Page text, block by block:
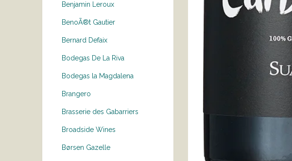
Benjamin Leroux
BenoÃ®t Gautier
Bernard Defaix
Bodegas De La Riva
Bodegas la Magdalena
Brangero
Brasserie des Gabarriers
Broadside Wines
Børsen Gazelle